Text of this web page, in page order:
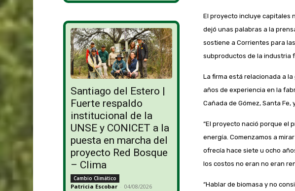
Santiago del Estero |
Fuerte respaldo
institucional de la
UNSE y CONICET a la
puesta en marcha del
proyecto Red Bosque
– Clima
Cambio Climático
Patricia Escobar - 04/08/2026
El proyecto incluye capitales
dejó unas palabras a la
sostiene a Corrientes para
subproductos de la industria
La firma está relacionada a
años de experiencia en la
Cañada de Gómez, Santa Fe,
“El proyecto nació porque el
energía. Comenzamos a
ofrecía hace siete u ocho
los costos no eran no eran
“Hablar de biomasa y no